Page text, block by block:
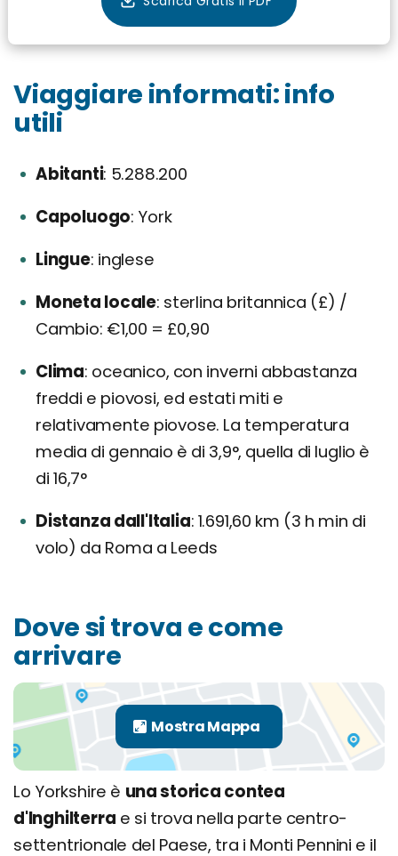
Viaggiare informati: info
utili
Abitanti 5.288.200
Capoluogo York
Lingue inglese
Moneta locale sterlina britannica (£) /
Cambio: €1,00 = £0,90
Clima oceanico, con inverni abbastanza
freddi e piovosi, ed estati miti e
relativamente piovose. La temperatura
media di gennaio è di 3,9°, quella di luglio è
di 16,7°
Distanza dall'Italia 1.691,60 km (3 h min di
volo) da Roma a Leeds
Dove si trova e come
arrivare
Lo Yorkshire è una storica contea
d'Inghilterra e si trova nella parte centro-
settentrionale del Paese, tra i Monti Pennini e il